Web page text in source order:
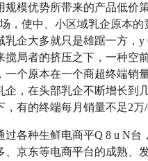
规模优势所带来的产品低价
，使中、小区域乳企原本的
企大多就只是雄踞一方， y
搅局者的挤压之下，一种空
一个原本在一个商超终端销
企，在头部乳企不断增长到
有的终端每月销量不足2万/
过各种生鲜电商平Q 8 u N台
、京东等电商平台的成熟、